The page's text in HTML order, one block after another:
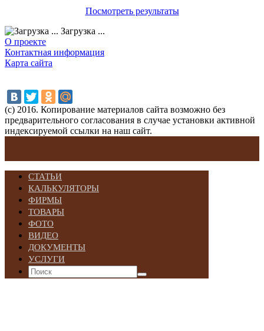
Посмотреть результаты
Загрузка ...
О проекте
Контактная информация
Карта сайта
(с) 2016. Копирование материалов сайта возможно без
предварительного согласования в случае установки активной
индексируемой ссылки на наш сайт.
СТАТЬИ
КАЛЬКУЛЯТОРЫ
ФИРМЫ
ТОВАРЫ
ФОТО
ВИДЕО
ДОКУМЕНТЫ
УСЛУГИ